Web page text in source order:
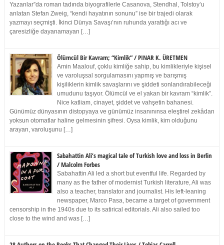
Yazanlar”da roman tadında biyografilerle Casanova, Stendhal, Tolstoy’u
anlatan Stefan Zweig, “kendi hayatının sonunu” ise bir trajedi olarak
yazmayı seçmişti. İkinci Dünya Savaşı’nın ruhunda yarattığı acı ve
çaresizliğe dayanamayan […]
Ölümcül Bir Kavram; “Kimlik” / PINAR K. ÜRETMEN
Amin Maalouf, çoklu kimliğe sahip, bu kimlikleriyle kişisel
ve varoluşsal sorgulamasını yapmış ve barışmış
kişiliklerin kimlik savaşlarını ve şiddeti sonlandırabileceği
umudunu taşıyor. Ölümcül ve el yakan bir kavram “kimlik”.
Nice katliam, cinayet, şiddet ve vahşetin bahanesi.
Günümüz dünyasının distopyaya ve günümüz insanınınsa eleştirel zekâdan
yoksun otomatlar haline gelmesinin şifresi. Oysa kimlik, kim olduğunu
arayan, varoluşunu […]
Sabahattin Ali’s magical tale of Turkish love and loss in Berlin
/ Malcolm Forbes
Sabahattin Ali led a short but eventful life. Regarded by
many as the father of modernist Turkish literature, Ali was
also a teacher, translator and journalist. His left-leaning
newspaper, Marco Pasa, became a target of government
censorship in the 1940s due to its satirical editorials. Ali also sailed too
close to the wind and was […]